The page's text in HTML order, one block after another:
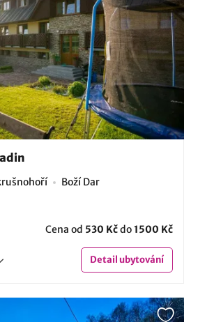
Boží Dar
Cena od 530 Kčdo1500 Kč
Detailubytování